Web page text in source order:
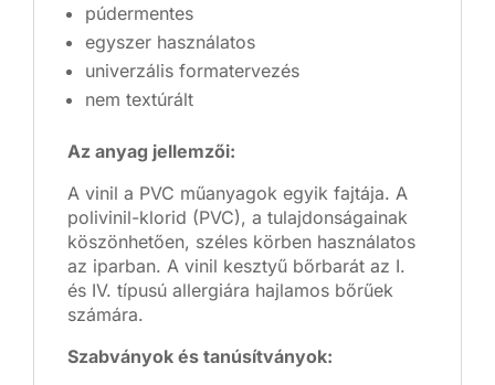
púdermentes
egyszer használatos
univerzális formatervezés
nem textúrált
Az anyag jellemzői:
A vinil a PVC műanyagok egyik fajtája. A
polivinil-klorid (PVC), a tulajdonságainak
köszönhetően, széles körben használatos
az iparban. A vinil kesztyű bőrbarát az I.
és IV. típusú allergiára hajlamos bőrűek
számára.
Szabványok és tanúsítványok: